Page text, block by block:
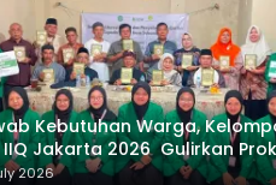
Kebutuhan Warga,
IIQ Jakarta 2026 Gulirkan
Al-Qur’an di Sukamanah
2026